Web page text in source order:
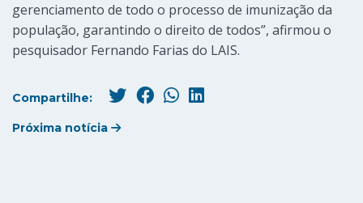
gerenciamento de todo o processo de imunização da
população, garantindo o direito de todos”, afirmou o
pesquisador Fernando Farias do LAIS.
Compartilhe:
Próxima notícia